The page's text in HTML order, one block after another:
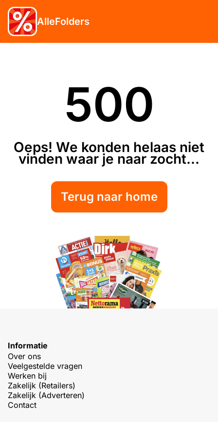
AlleFolders
500
Oeps! We konden helaas niet
vinden waar je naar zocht...
Terug naar home
Informatie
Over ons
Veelgestelde vragen
Werken bij
Zakelijk (Retailers)
Zakelijk (Adverteren)
Contact